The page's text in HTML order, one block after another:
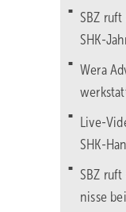
SBZ
SHK-
Wera
Live-
SHK-
SBZ
nisse